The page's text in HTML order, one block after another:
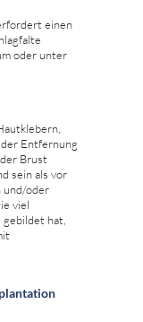
einen
oder unter
Entfernung
Brust
sein als vor
und/oder
viel
gebildet hat,